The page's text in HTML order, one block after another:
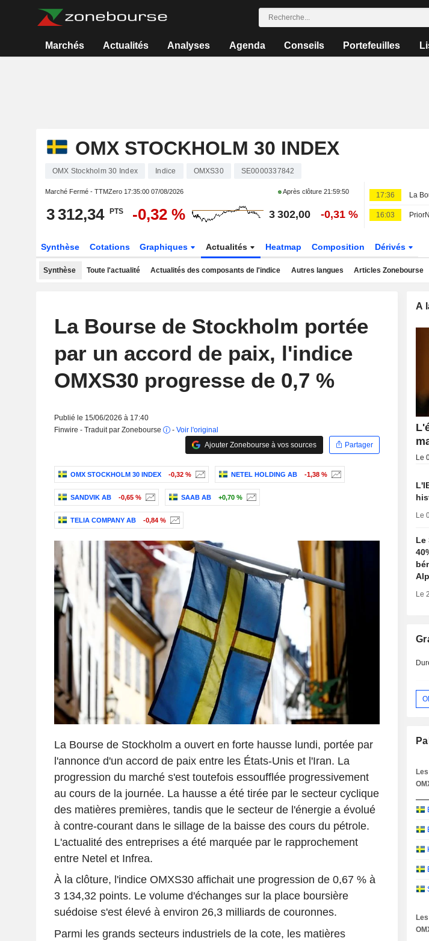
Marchés Actualités Analyses Agenda Conseils Portefeuilles
OMX STOCKHOLM 30 INDEX
OMX Stockholm 30 Index Indice OMXS30 SE0000337842
Marché Fermé - TTMZero 17:35:00 07/08/2026 Après clôture 21:59:50
3 312,34 PTS -0,32 % 3 302,00 -0,31 %
17:36
16:03
Synthèse Cotations Graphiques Actualités Heatmap Composition Dérivés
Synthèse Toute l'actualité Actualités des composants de l'indice Autres langues Articles Zonebourse
La Bourse de Stockholm portée
par un accord de paix, l'indice
OMXS30 progresse de 0,7 %
Publié le 15/06/2026 à 17:40
Finwire - Traduit par Zonebourse
- Voir l'original
Ajouter Zonebourse à vos sources
Partager
OMX STOCKHOLM 30 INDEX -0,32 % NETEL HOLDING AB -1,38 %
SANDVIK AB -0,65 % SAAB AB +0,70 %
TELIA COMPANY AB -0,84 %
La Bourse de Stockholm a ouvert en forte hausse lundi, portée par
l'annonce d'un accord de paix entre les États-Unis et l'Iran. La
progression du marché s'est toutefois essoufflée progressivement
au cours de la journée. La hausse a été tirée par le secteur cyclique
des matières premières, tandis que le secteur de l'énergie a évolué
à contre-courant dans le sillage de la baisse des cours du pétrole.
L'actualité des entreprises a été marquée par le rapprochement
entre Netel et Infrea.
À la clôture, l'indice OMXS30 affichait une progression de 0,67 % à
3 134,32 points. Le volume d'échanges sur la place boursière
suédoise s'est élevé à environ 26,3 milliards de couronnes.
Parmi les grands secteurs industriels de la cote, les matières
A
Le
Le
Le
Le